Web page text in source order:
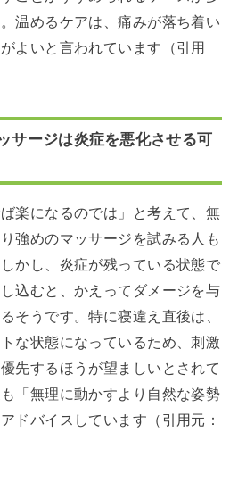
温めるケアは、痛みが落ち着い
よいと言われています（引用
サージは炎症を悪化させる可
楽になるのでは」と考えて、無
強めのマッサージを試みる人も
かし、炎症が残っている状態で
込むと、かえってダメージを与
そうです。特に寝違え直後は、
な状態になっているため、刺激
先するほうが望ましいとされて
「無理に動かすより自然な姿勢
ドバイスしています（引用元：